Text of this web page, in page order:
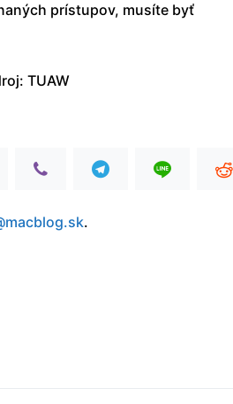
prístupov, musíte byť
TUAW
.